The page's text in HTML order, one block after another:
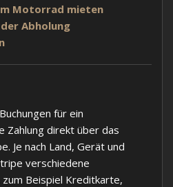
Motorrad mieten
Abholung
für ein
direkt über das
Je nach Land, Gerät und
verschiedene
Beispiel Kreditkarte,